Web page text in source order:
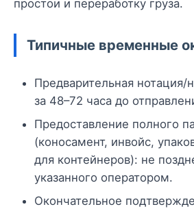
простои и переработку груза.
Типичные временные
Предварительная нотация/
за 48–72 часа до
Предоставление полного
(коносамент, инвойс,
для контейнеров): не
указанного оператором.
Окончательное